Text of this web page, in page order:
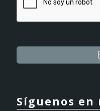
Síguenos en